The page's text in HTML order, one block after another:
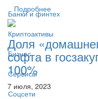
Банки и финтех
Криптоактивы
Бизнес
Сервисы
Соцсети
Подробнее
Доля
софта в
100%
7 июля, 2023